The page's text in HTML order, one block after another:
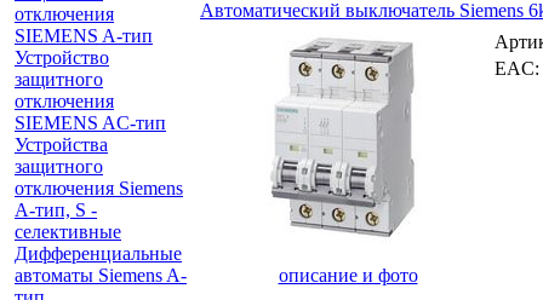
отключения
SIEMENS A-тип
Устройство
защитного
отключения
SIEMENS AС-тип
Устройства
защитного
отключения Siemens
A-тип, S -
селективные
Дифференциальные
автоматы Siemens A-
Автоматический выключатель Siemens
описание и фото
EAC: